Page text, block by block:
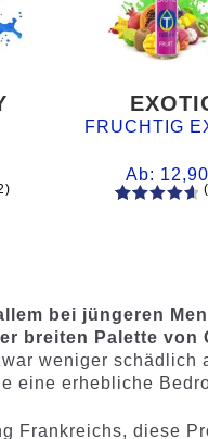
FRUCHTIG
Ab:
auf
Kundenb
ewertung
en
bei jüngeren
breiten Palette
weniger schädlich
eine erhebliche
Frankreichs, diese